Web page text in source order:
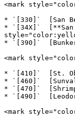
<mark
* `[330]`  [San
* `[34X]`  [**San
* `[390]`
<mark
* `[410]`  [St.
* `[460]`
* `[470]`
* `[490]`
<mark